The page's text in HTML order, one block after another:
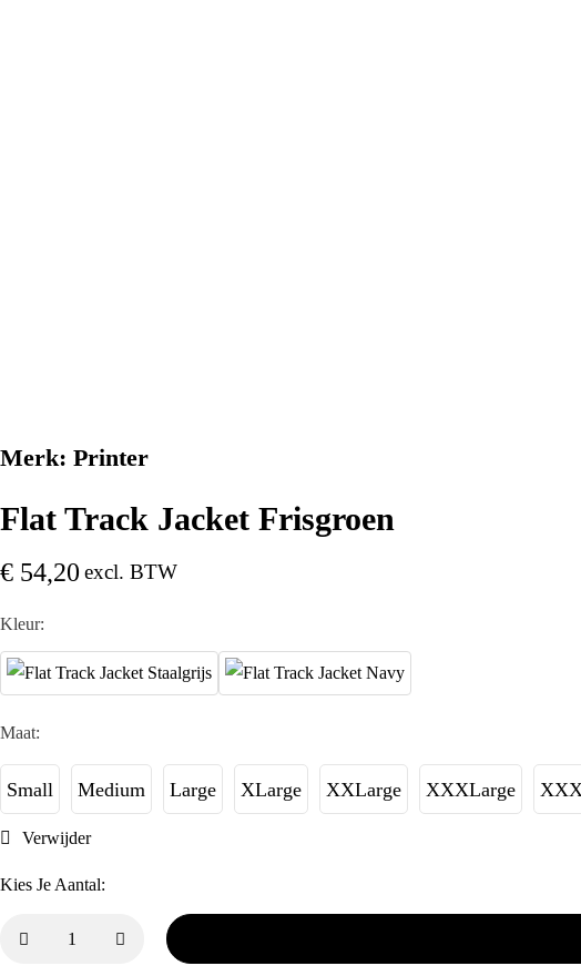
Merk: Printer
Flat Track Jacket Frisgroen
€ 54,20 excl. BTW
Kleur:
Maat:
Small Medium Large XLarge XXLarge XXXLarge
Verwijder
Kies Je Aantal: